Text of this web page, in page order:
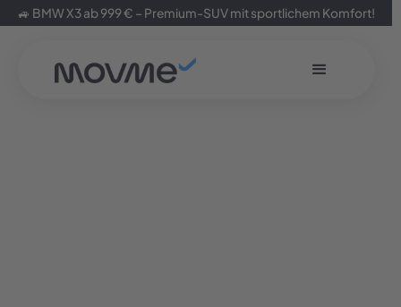
🚙 BMW X3 ab 999 € – Premium-SUV mit sportlichem Komfort!